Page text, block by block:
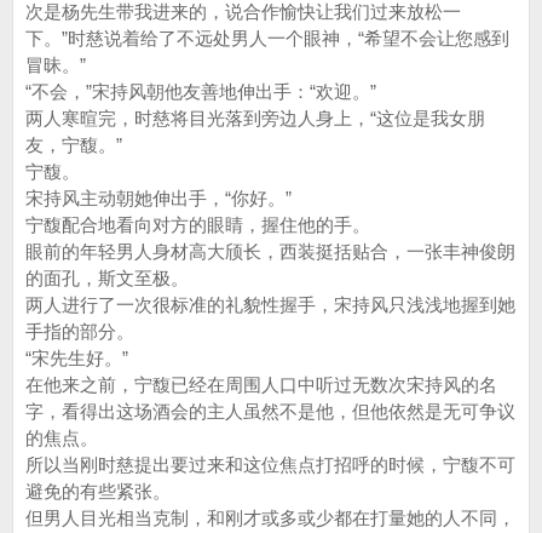
次是杨先生带我进来的，说合作愉快让我们过来放松一
下。”时慈说着给了不远处男人一个眼神，“希望不会让您感到
冒昧。”
“不会，”宋持风朝他友善地伸出手：“欢迎。”
两人寒暄完，时慈将目光落到旁边人身上，“这位是我女朋
友，宁馥。”
宁馥。
宋持风主动朝她伸出手，“你好。”
宁馥配合地看向对方的眼睛，握住他的手。
眼前的年轻男人身材高大颀长，西装挺括贴合，一张丰神俊朗
的面孔，斯文至极。
两人进行了一次很标准的礼貌性握手，宋持风只浅浅地握到她
手指的部分。
“宋先生好。”
在他来之前，宁馥已经在周围人口中听过无数次宋持风的名
字，看得出这场酒会的主人虽然不是他，但他依然是无可争议
的焦点。
所以当刚时慈提出要过来和这位焦点打招呼的时候，宁馥不可
避免的有些紧张。
但男人目光相当克制，和刚才或多或少都在打量她的人不同，